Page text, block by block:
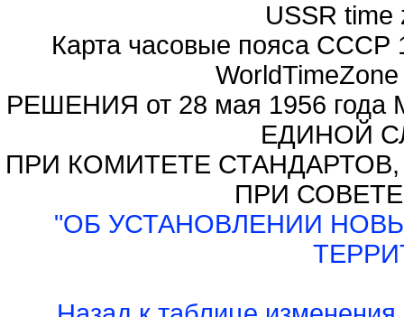
USSR time
Карта часовые пояса СССР
РЕШЕНИЯ от 28 мая 1956
ЕДИНОЙ
ПРИ КОМИТЕТЕ
ПРИ
"ОБ УСТАНОВЛЕНИИ